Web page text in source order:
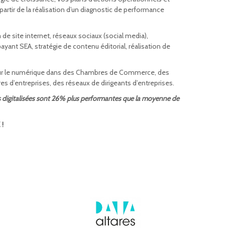
de la réalisation d’un diagnostic de performance
site internet, réseaux sociaux (social media),
SEA, stratégie de contenu éditorial, réalisation de
le numérique dans des Chambres de Commerce, des
d’entreprises, des réseaux de dirigeants d’entreprises.
digitalisées sont 26% plus performantes que la moyenne de
!